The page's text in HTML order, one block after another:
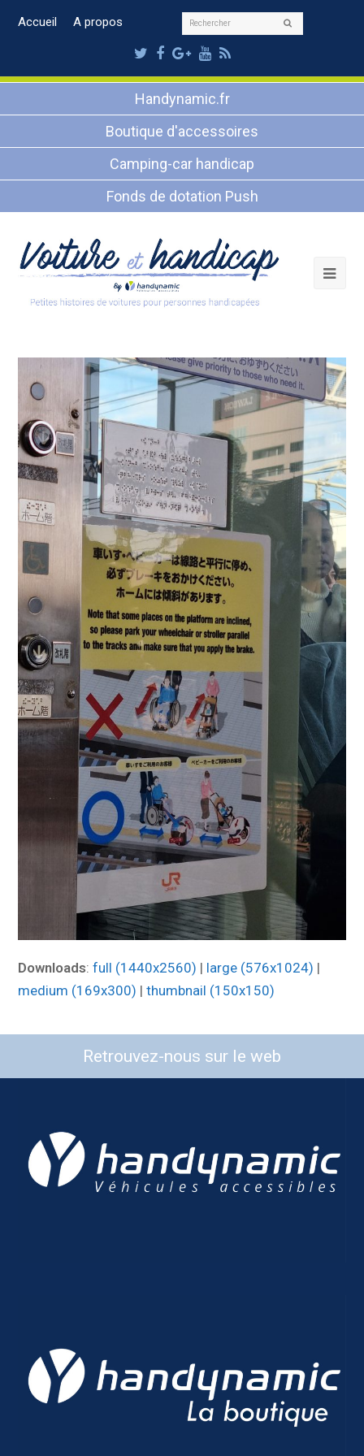
Accueil A propos Rechercher
Twitter
Facebook
Google
Plus
Youtube
RSS
Handynamic.fr
Boutique d'accessoires
Camping-car handicap
Fonds de dotation Push
Downloads:full (1440x2560) | large (576x1024) |
medium (169x300) |thumbnail (150x150)
Retrouvez-nous sur le web